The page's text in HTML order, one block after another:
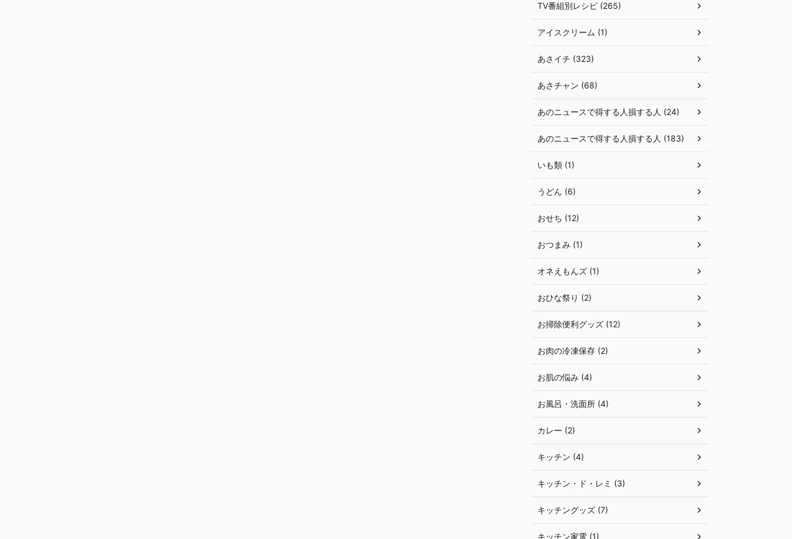
TV番組別レシピ (265)
アイスクリーム (1)
あさイチ (323)
あさチャン (68)
あのニュースで得する人損する人 (24)
あのニュースで得する人損する人 (183)
いも類 (1)
うどん (6)
おせち (12)
おつまみ (1)
オネえもんズ (1)
おひな祭り (2)
お掃除便利グッズ (12)
お肉の冷凍保存 (2)
お肌の悩み (4)
お風呂・洗面所 (4)
カレー (2)
キッチン (4)
キッチン・ド・レミ (3)
キッチングッズ (7)
キッチン家電 (1)